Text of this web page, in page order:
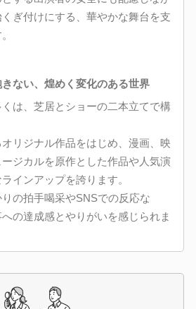
ぎ付けにする、華やかな舞台を支
ない、煌めく変化のある世界
は、芝居とショーの二本立てで構
リジナル作品をはじめ、漫画、映
ジカルを原作とした作品や人気演
インアップを誇ります。
の拍手喝采やSNSでの反応な
の達成感とやりがいを感じられま